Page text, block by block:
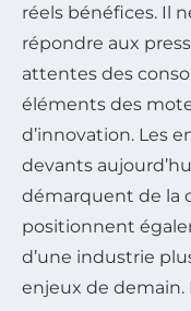
réels bénéfices. Il
répondre aux
attentes des
éléments des
d’innovation. Les
devants
démarquent de la
positionnent
d’une industrie
enjeux de demain.